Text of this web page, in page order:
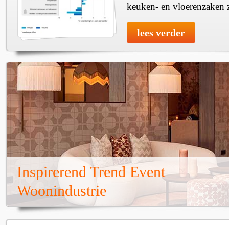
keuken- en vloerenzaken
lees verder
Inspirerend Trend Event
Woonindustrie